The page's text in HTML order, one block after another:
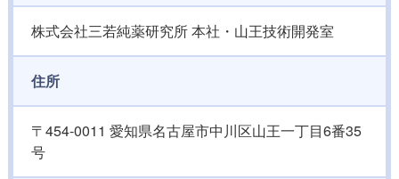
株式会社三若純薬研究所 本社・山王技術開発室
住所
〒454-0011 愛知県名古屋市中川区山王一丁目6番35
号